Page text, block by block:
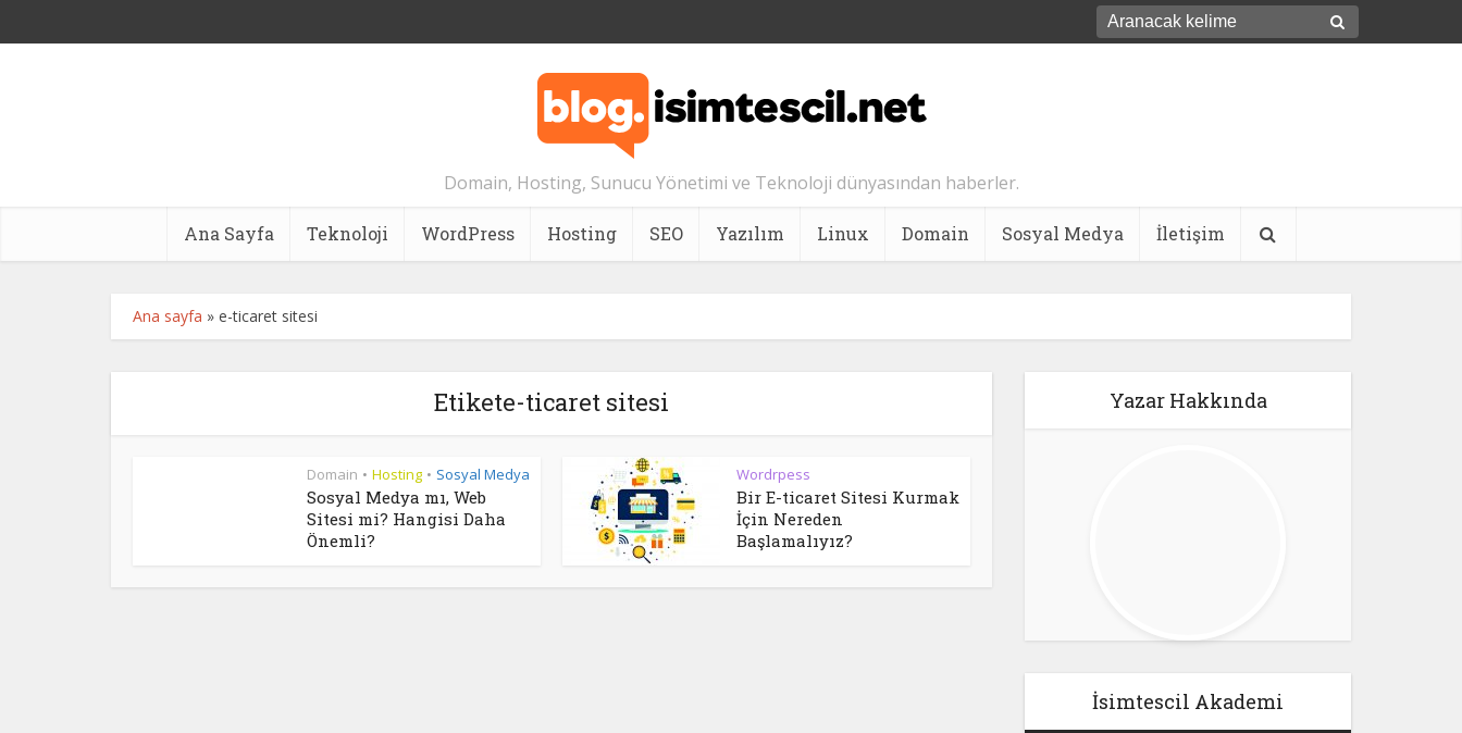
Domain, Hosting, Sunucu Yönetimi ve Teknoloji dünyasından haberler.
Ana Sayfa Teknoloji WordPress Hosting SEO Yazılım Linux Domain Sosyal Medya İletişim
Ana sayfa » e-ticaret sitesi
Etikete-ticaret sitesi
Domain • Hosting • Sosyal Medya
Sosyal Medya mı, Web
Sitesi mi? Hangisi Daha
Önemli?
Wordrpess
Bir E-ticaret Sitesi Kurmak
İçin Nereden
Başlamalıyız?
Yazar Hakkında
İsimtescil Akademi